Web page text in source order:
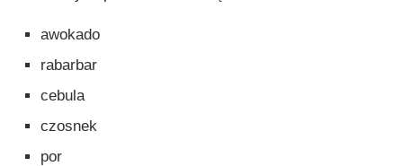
awokado
rabarbar
cebula
czosnek
por